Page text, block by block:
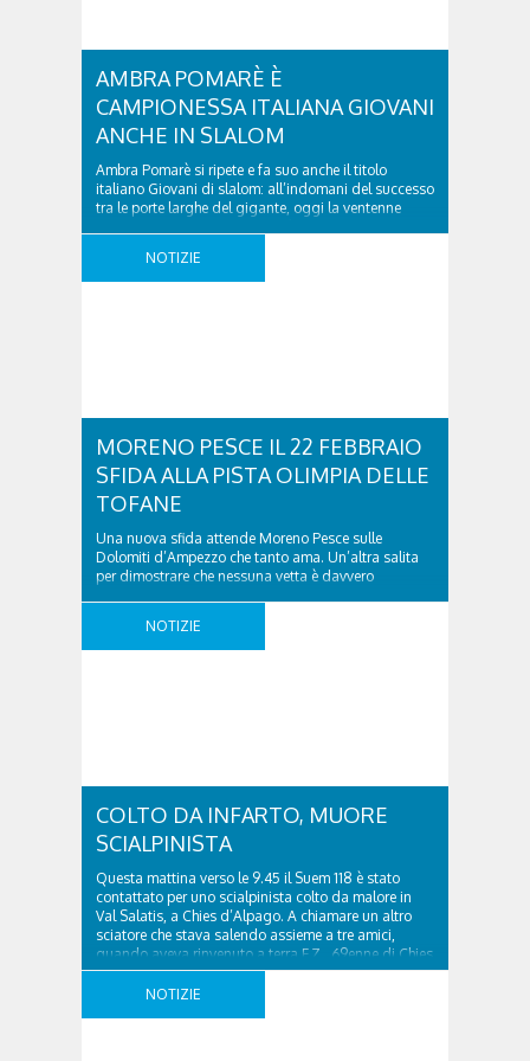
AMBRA POMARÈ È
CAMPIONESSA ITALIANA GIOVANI
ANCHE IN SLALOM
Ambra Pomarè si ripete e fa suo anche il titolo
italiano Giovani di slalom: all’indomani del successo
tra le porte larghe del gigante, oggi la ventenne
Tricolore ospitato sulla pista Obere Böden di
Pfelders, in Val Passiria ..
NOTIZIE
MORENO PESCE IL 22 FEBBRAIO
SFIDA ALLA PISTA OLIMPIA DELLE
TOFANE
Una nuova sfida attende Moreno Pesce sulle
Dolomiti d’Ampezzo che tanto ama. Un’altra salita
per dimostrare che nessuna vetta è davvero
questa convinzione che Moreno Pesce, atleta
paralimpico e instancabile esploratore delle
NOTIZIE
COLTO DA INFARTO, MUORE
SCIALPINISTA
Questa mattina verso le 9.45 il Suem 118 è stato
contattato per uno scialpinista colto da malore in
Val Salatis, a Chies d’Alpago. A chiamare un altro
sciatore che stava salendo assieme a tre amici,
quando aveva rinvenuto a terra F.Z., 69enne di Chies
d’Alpago (BL). L’uomo, che faceva parte di un altro
gruppo e ..NOTIZIE